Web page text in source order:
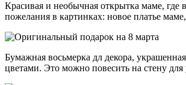
Красивая и необычная открытка маме, где
пожелания в картинках: новое платье
Бумажная восьмерка дл декора,
цветами. Это можно повесить на стену